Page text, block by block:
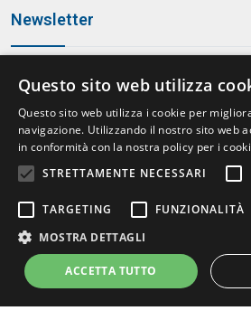
Newsletter
Accetto le politiche della
Questo sito web utilizza
Questo sito web utilizza i cookie per
navigazione. Utilizzando il nostro sito web
in conformità con la nostra policy per i
STRETTAMENTE NECESSARI
TARGETING
FUNZIONALITÀ
MOSTRA DETTAGLI
ACCETTA TUTTO